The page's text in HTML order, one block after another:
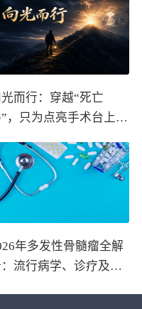
而行：穿越“死亡
，只为点亮手术台上的
年多发性骨髓瘤全解
流行病学、诊疗及医